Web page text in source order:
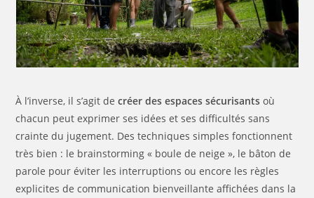
À l’inverse, il s’agit decréer des espaces sécurisants où
chacun peut exprimer ses idées et ses difficultés sans
crainte du jugement. Des techniques simples fonctionnent
très bien : le brainstorming « boule de neige », le bâton de
parole pour éviter les interruptions ou encore les règles
explicites de communication bienveillante affichées dans la